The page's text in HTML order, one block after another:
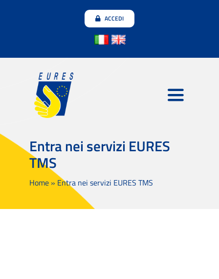
ACCEDI
Toggle
Candidati
Unisciti alla community
Testimonianze
Entra nei servizi EURES
TMS
Home » Entra nei servizi EURES TMS